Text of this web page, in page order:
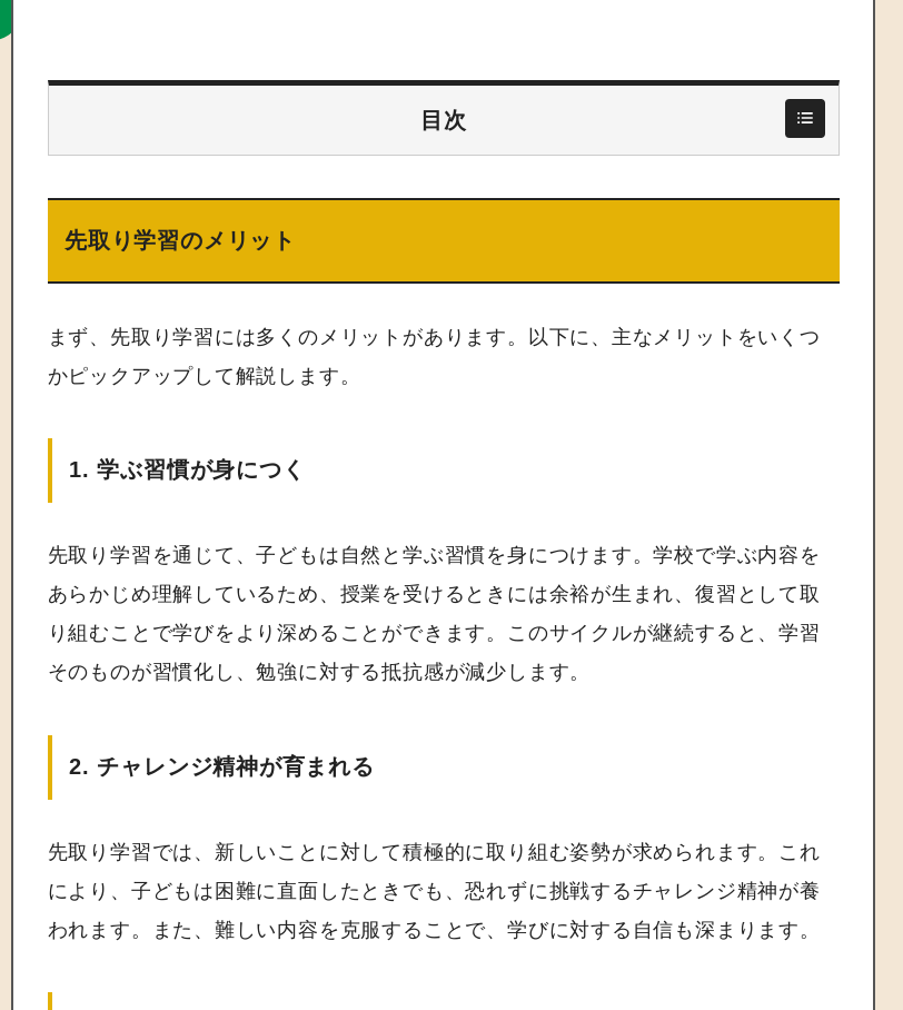
目次
先取り学習のメリット
まず、先取り学習には多くのメリットがあります。以下に、主なメリットをいくつ
かピックアップして解説します。
1. 学ぶ習慣が身につく
先取り学習を通じて、子どもは自然と学ぶ習慣を身につけます。学校で学ぶ内容を
あらかじめ理解しているため、授業を受けるときには余裕が生まれ、復習として取
り組むことで学びをより深めることができます。このサイクルが継続すると、学習
そのものが習慣化し、勉強に対する抵抗感が減少します。
2. チャレンジ精神が育まれる
先取り学習では、新しいことに対して積極的に取り組む姿勢が求められます。これ
により、子どもは困難に直面したときでも、恐れずに挑戦するチャレンジ精神が養
われます。また、難しい内容を克服することで、学びに対する自信も深まります。